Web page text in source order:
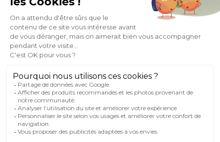
À PROPOS DE MILIBOO
AIDE & CONTACT